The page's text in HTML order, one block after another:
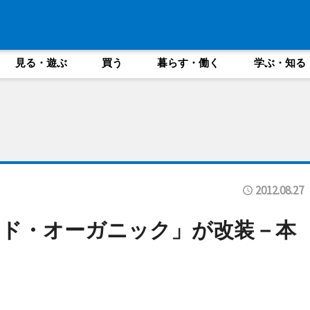
見る・遊ぶ 買う 暮らす・働く 学ぶ・知る
2012.08.27
・オーガニック」が改装－本